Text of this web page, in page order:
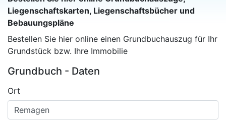
Liegenschaftskarten, Liegenschaftsbücher und
Bebauungspläne
Bestellen Sie hier online einen Grundbuchauszug für Ihr
Grundstück bzw. Ihre Immobilie
Grundbuch - Daten
Ort